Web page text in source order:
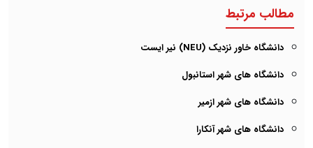
مطالب مرتبط
دانشگاه خاور نزدیک (NEU) نیر ایست
دانشگاه های شهر استانبول
دانشگاه های شهر ازمیر
دانشگاه های شهر آنکارا